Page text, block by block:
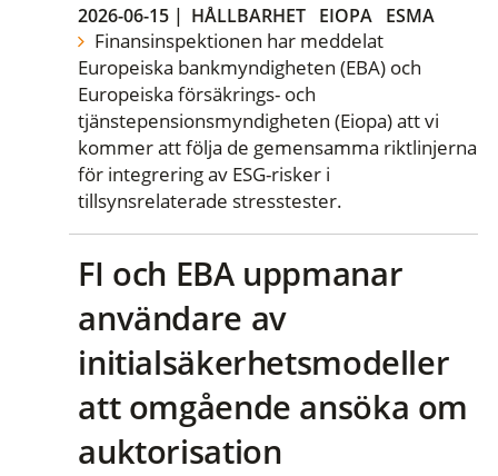
2026-06-15 | HÅLLBARHET EIOPA ESMA
Finansinspektionen har meddelat
Europeiska bankmyndigheten (EBA) och
Europeiska försäkrings- och
tjänstepensionsmyndigheten (Eiopa) att vi
kommer att följa de gemensamma riktlinjerna
för integrering av ESG-risker i
tillsynsrelaterade stresstester.
FI och EBA uppmanar
användare av
initialsäkerhetsmodeller
att omgående ansöka om
auktorisation